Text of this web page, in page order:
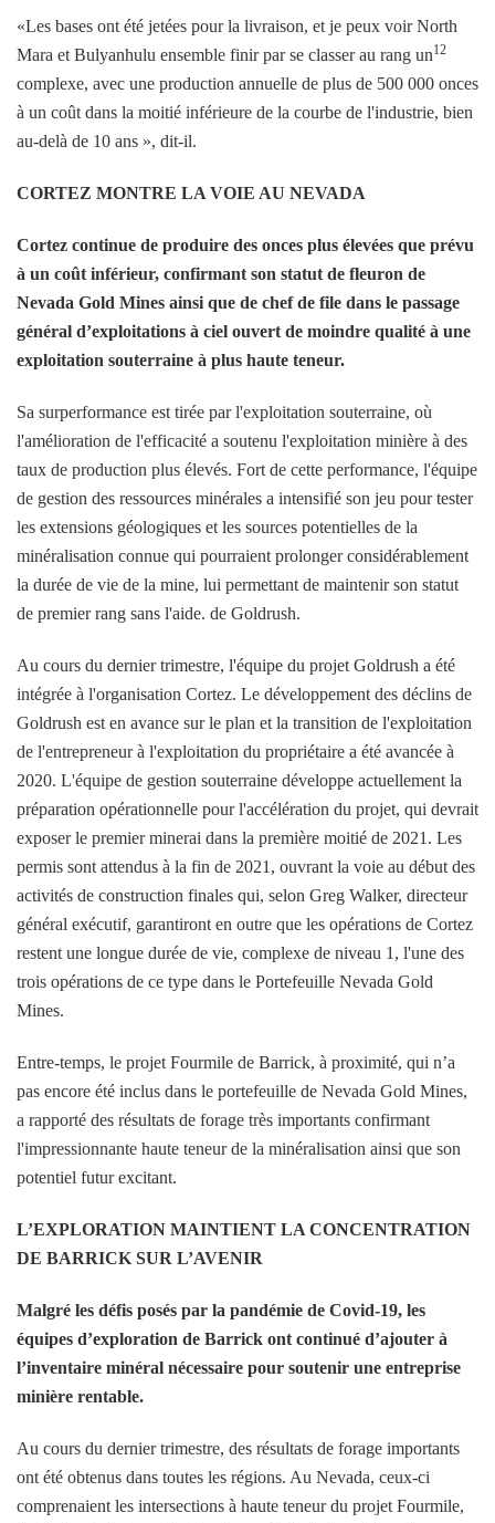
«Les bases ont été jetées pour la livraison, et je peux voir North
Mara et Bulyanhulu ensemble finir par se classer au rang un12
complexe, avec une production annuelle de plus de 500 000 onces
à un coût dans la moitié inférieure de la courbe de l'industrie, bien
au-delà de 10 ans », dit-il.
CORTEZ MONTRE LA VOIE AU NEVADA
Cortez continue de produire des onces plus élevées que prévu
à un coût inférieur, confirmant son statut de fleuron de
Nevada Gold Mines ainsi que de chef de file dans le passage
général d’exploitations à ciel ouvert de moindre qualité à une
exploitation souterraine à plus haute teneur.
Sa surperformance est tirée par l'exploitation souterraine, où
l'amélioration de l'efficacité a soutenu l'exploitation minière à des
taux de production plus élevés. Fort de cette performance, l'équipe
de gestion des ressources minérales a intensifié son jeu pour tester
les extensions géologiques et les sources potentielles de la
minéralisation connue qui pourraient prolonger considérablement
la durée de vie de la mine, lui permettant de maintenir son statut
de premier rang sans l'aide. de Goldrush.
Au cours du dernier trimestre, l'équipe du projet Goldrush a été
intégrée à l'organisation Cortez. Le développement des déclins de
Goldrush est en avance sur le plan et la transition de l'exploitation
de l'entrepreneur à l'exploitation du propriétaire a été avancée à
2020. L'équipe de gestion souterraine développe actuellement la
préparation opérationnelle pour l'accélération du projet, qui devrait
exposer le premier minerai dans la première moitié de 2021. Les
permis sont attendus à la fin de 2021, ouvrant la voie au début des
activités de construction finales qui, selon Greg Walker, directeur
général exécutif, garantiront en outre que les opérations de Cortez
restent une longue durée de vie, complexe de niveau 1, l'une des
trois opérations de ce type dans le Portefeuille Nevada Gold
Mines.
Entre-temps, le projet Fourmile de Barrick, à proximité, qui n’a
pas encore été inclus dans le portefeuille de Nevada Gold Mines,
a rapporté des résultats de forage très importants confirmant
l'impressionnante haute teneur de la minéralisation ainsi que son
potentiel futur excitant.
L’EXPLORATION MAINTIENT LA CONCENTRATION
DE BARRICK SUR L’AVENIR
Malgré les défis posés par la pandémie de Covid-19, les
équipes d’exploration de Barrick ont ​​continué d’ajouter à
l’inventaire minéral nécessaire pour soutenir une entreprise
minière rentable.
Au cours du dernier trimestre, des résultats de forage importants
ont été obtenus dans toutes les régions. Au Nevada, ceux-ci
comprenaient les intersections à haute teneur du projet Fourmile,